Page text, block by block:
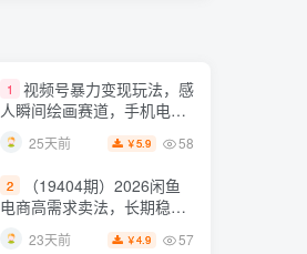
个人超级生产系统【录音
+图片】
1
视频号暴力变现玩法，感
人瞬间绘画赛道，手机电脑
均可
25天前 ￥5.9 58
2
（19404期）2026闲鱼
电商高需求卖法，长期稳定
可做，一单利润300
23天前 ￥4.9 57